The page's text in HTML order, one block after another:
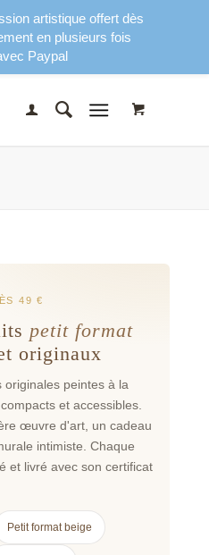
49 €
petit format
originaux
originales peintes à la
et accessibles.
œuvre d'art, un cadeau
intimiste. Chaque
et livré avec son certificat
Petit format beige
artistique offert dès
en plusieurs fois
Paypal